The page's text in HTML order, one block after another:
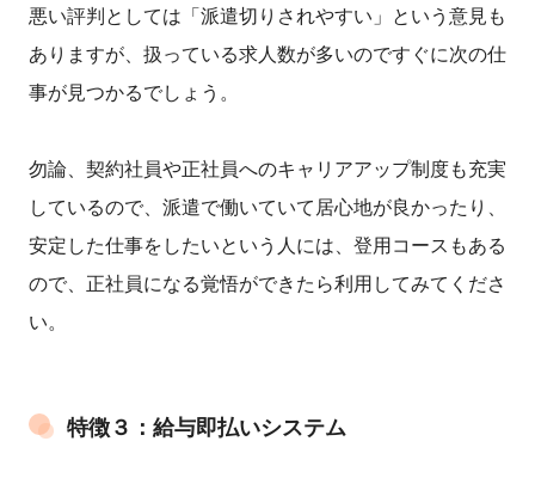
悪い評判としては「派遣切りされやすい」という意見も
ありますが、扱っている求人数が多いのですぐに次の仕
事が見つかるでしょう。
勿論、契約社員や正社員へのキャリアアップ制度も充実
しているので、派遣で働いていて居心地が良かったり、
安定した仕事をしたいという人には、登用コースもある
ので、正社員になる覚悟ができたら利用してみてくださ
い。
特徴３：給与即払いシステム